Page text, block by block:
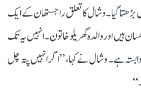
گیا۔ وشال کا تعلق راجستھان کے ایک
اور والدہ گھریلو خاتون۔ انہیں یہ تک
ہے۔ وشال نے کہا، ’’اگر انہیں پتہ چل